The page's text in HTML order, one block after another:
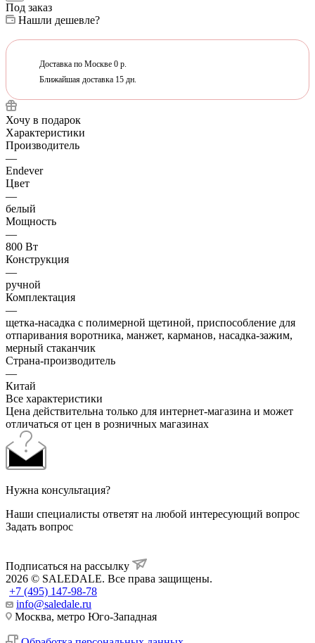
Под заказ
Нашли дешевле?
Доставка по Москве 0 р.
Ближайшая доставка 15 дн.
Хочу в подарок
Характеристики
Производитель
—
Endever
Цвет
—
белый
Мощность
—
800 Вт
Конструкция
—
ручной
Комплектация
—
щетка-насадка с полимерной щетиной, приспособление для
отпаривания воротника, манжет, карманов, насадка-зажим,
мерный стаканчик
Страна-производитель
—
Китай
Все характеристики
Цена действительна только для интернет-магазина и может
отличаться от цен в розничных магазинах
Нужна консультация?
Наши специалисты ответят на любой интересующий вопрос
Задать вопрос
Подписаться на рассылку
2026 © SALEDALE. Все права защищены.
+7 (495) 147-98-78
info@saledale.ru
Москва, метро Юго-Западная